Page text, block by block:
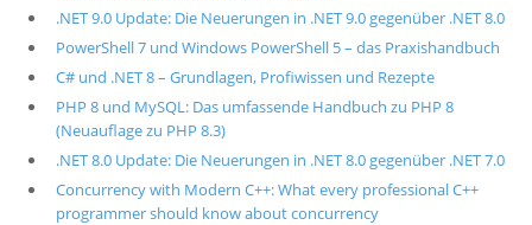
.NET 9.0 Update: Die Neuerungen in .NET 9.0 gegenüber .NET 8.0
PowerShell 7 und Windows PowerShell 5 – das Praxishandbuch
C# und .NET 8 – Grundlagen, Profiwissen und Rezepte
PHP 8 und MySQL: Das umfassende Handbuch zu PHP 8
(Neuauflage zu PHP 8.3)
.NET 8.0 Update: Die Neuerungen in .NET 8.0 gegenüber .NET 7.0
Concurrency with Modern C++: What every professional C++
programmer should know about concurrency